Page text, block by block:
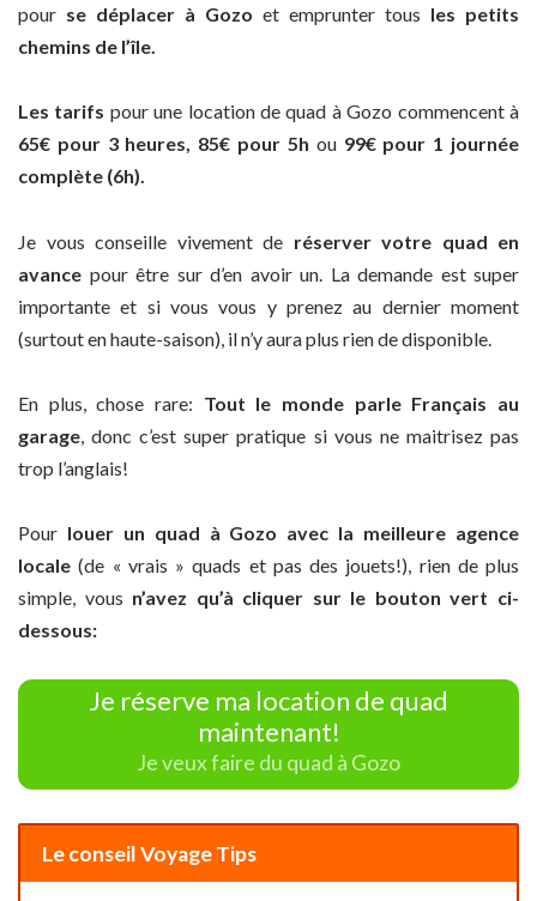
pour se déplacer à Gozo et emprunter tous les petits
chemins de l’île.
Les tarifs pour une location de quad à Gozo commencent à
65€ pour 3 heures, 85€ pour 5h ou 99€ pour 1 journée
complète (6h).
Je vous conseille vivement de réserver votre quad en
avance pour être sur d’en avoir un. La demande est super
importante et si vous vous y prenez au dernier moment
(surtout en haute-saison), il n’y aura plus rien de disponible.
En plus, chose rare: Tout le monde parle Français au
garage, donc c’est super pratique si vous ne maitrisez pas
trop l’anglais!
Pour louer un quad à Gozo avec la meilleure agence
locale (de « vrais » quads et pas des jouets!), rien de plus
simple, vous n’avez qu’à cliquer sur le bouton vert ci-
dessous:
Je réserve ma location de quad
maintenant!
Je veux faire du quad à Gozo
Le conseil Voyage Tips